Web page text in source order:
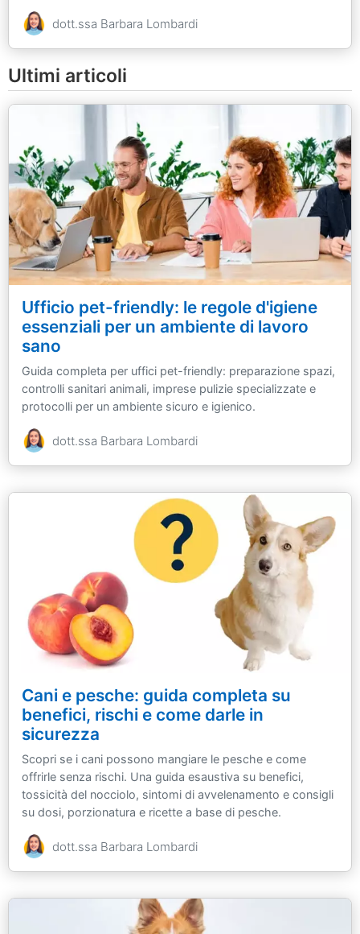
dott.ssa Barbara Lombardi
Ultimi articoli
Ufficio pet-friendly: le regole d'igiene
essenziali per un ambiente di lavoro
sano
Guida completa per uffici pet-friendly: preparazione spazi,
controlli sanitari animali, imprese pulizie specializzate e
protocolli per un ambiente sicuro e igienico.
dott.ssa Barbara Lombardi
Cani e pesche: guida completa su
benefici, rischi e come darle in
sicurezza
Scopri se i cani possono mangiare le pesche e come
offrirle senza rischi. Una guida esaustiva su benefici,
tossicità del nocciolo, sintomi di avvelenamento e consigli
su dosi, porzionatura e ricette a base di pesche.
dott.ssa Barbara Lombardi